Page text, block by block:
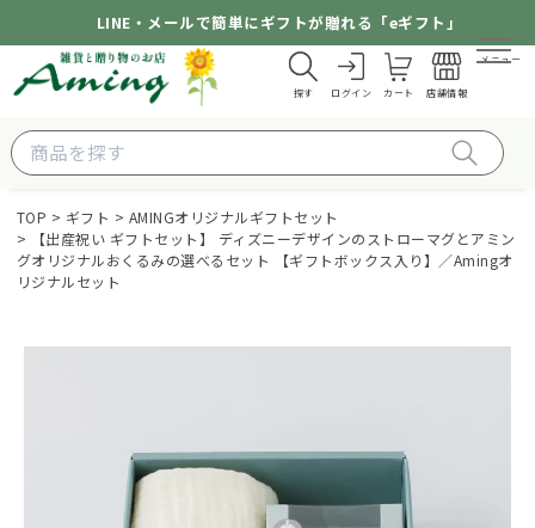
LINE・メールで簡単にギフトが贈れる「eギフト」
探す ログイン カート 店舗情報
メニュー
TOP ギフト
AMINGオリジナルギフトセット
【出産祝い ギフトセット】 ディズニーデザインのストローマグとアミン
グオリジナルおくるみの選べるセット 【ギフトボックス入り】／Amingオ
リジナルセット